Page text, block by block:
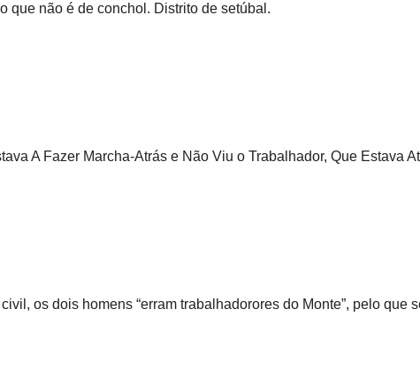
que não é de conchol. Distrito de setúbal.
A Fazer Marcha-Atrás e Não Viu o Trabalhador, Que Estava
os dois homens “erram trabalhadorores do Monte”, pelo que